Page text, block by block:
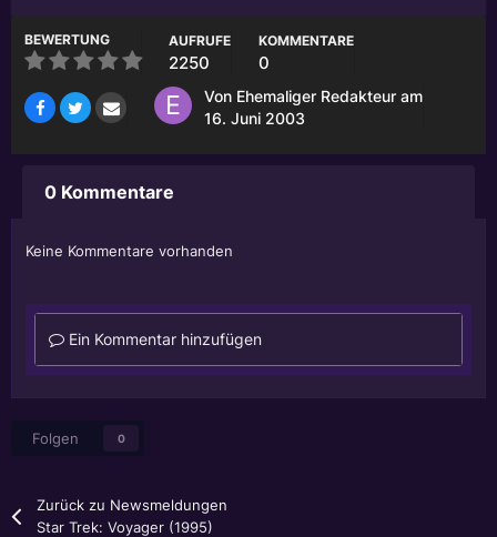
BEWERTUNG AUFRUFE
2250
KOMMENTARE
0
Von Ehemaliger Redakteur am
16. Juni 2003
0 Kommentare
Keine Kommentare vorhanden
Ein Kommentar hinzufügen
Folgen 0
Zurück zu Newsmeldungen
Star Trek: Voyager (1995)